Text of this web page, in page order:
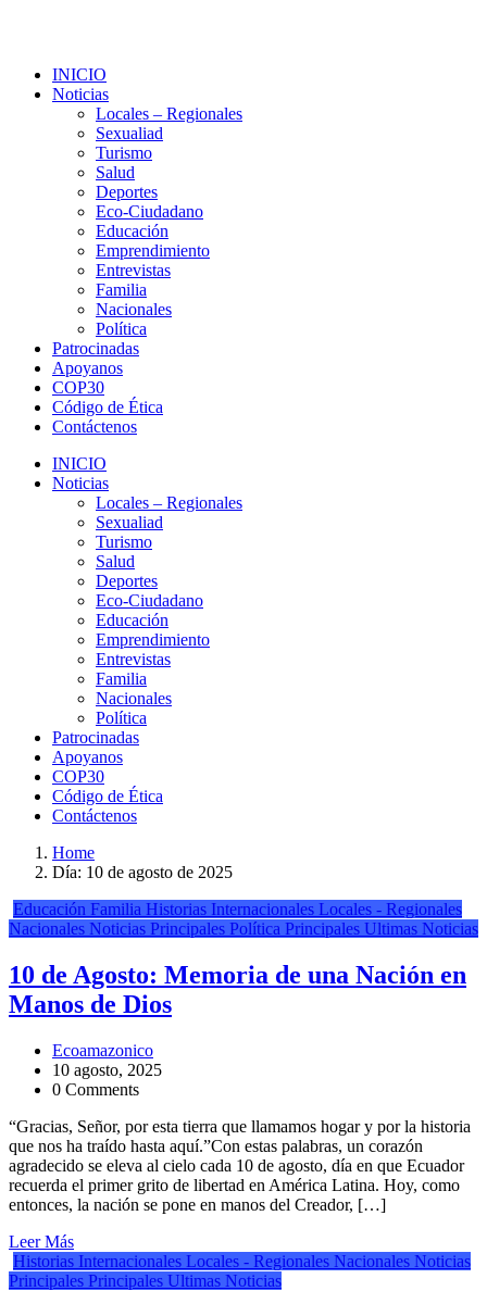
INICIO
Noticias
Locales – Regionales
Sexualiad
Turismo
Salud
Deportes
Eco-Ciudadano
Educación
Emprendimiento
Entrevistas
Familia
Nacionales
Política
Patrocinadas
Apoyanos
COP30
Código de Ética
Contáctenos
INICIO
Noticias
Locales – Regionales
Sexualiad
Turismo
Salud
Deportes
Eco-Ciudadano
Educación
Emprendimiento
Entrevistas
Familia
Nacionales
Política
Patrocinadas
Apoyanos
COP30
Código de Ética
Contáctenos
Home
Día: 10 de agosto de 2025
Educación Familia Historias Internacionales Locales - Regionales
Nacionales Noticias Principales Política Principales Ultimas Noticias
10 de Agosto: Memoria de una Nación en
Manos de Dios
Ecoamazonico
10 agosto, 2025
0 Comments
“Gracias, Señor, por esta tierra que llamamos hogar y por la historia
que nos ha traído hasta aquí.”Con estas palabras, un corazón
agradecido se eleva al cielo cada 10 de agosto, día en que Ecuador
recuerda el primer grito de libertad en América Latina. Hoy, como
entonces, la nación se pone en manos del Creador, […]
Leer Más
Historias Internacionales Locales - Regionales Nacionales Noticias
Principales Principales Ultimas Noticias